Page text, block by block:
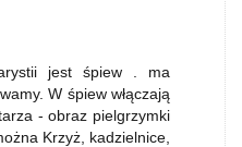
jest śpiew . ma
W śpiew włączają
- obraz pielgrzymki
Krzyż, kadzielnice,